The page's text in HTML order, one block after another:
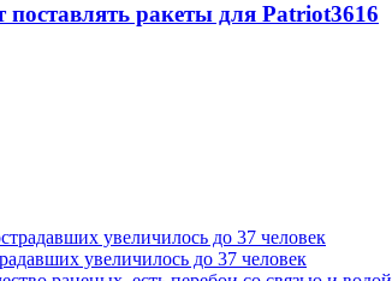
ракеты для Patriot3616
увеличилось до 37 человек